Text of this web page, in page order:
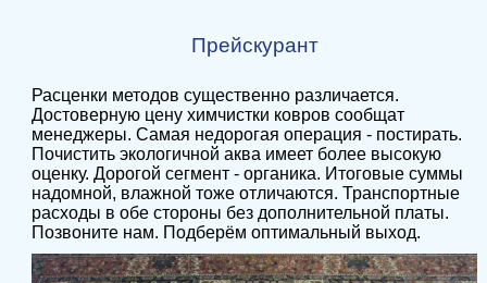
Прейскурант
Расценки методов существенно различается.
Достоверную цену химчистки ковров сообщат
менеджеры. Самая недорогая операция - постирать.
Почистить экологичной аква имеет более высокую
оценку. Дорогой сегмент - органика. Итоговые суммы
надомной, влажной тоже отличаются. Транспортные
расходы в обе стороны без дополнительной платы.
Позвоните нам. Подберём оптимальный выход.